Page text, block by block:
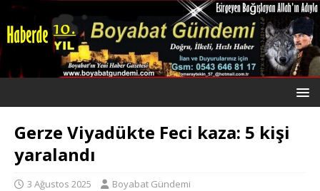
Gerze Viyadükte Feci kaza: 5 kişi
yaralandı
3 Ağustos 2025 Boyabat Gündemi